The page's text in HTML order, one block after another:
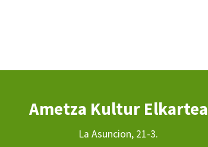
Ametza Kultur Elkartea
La Asuncion, 21-3.